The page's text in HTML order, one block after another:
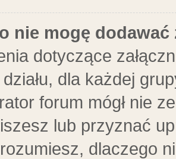
nie mogę dodawać
dotyczące
dla każdej
forum mógł nie
lub przyznać
dlaczego